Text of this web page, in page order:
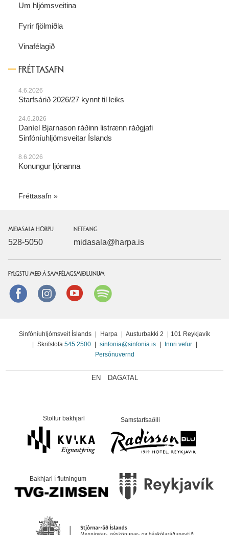
Um hljómsveitina
Fyrir fjölmiðla
Vinafélagið
FRÉTTASAFN
4.6.2026
Starfsárið 2026/27 kynnt til leiks
24.6.2026
Daníel Bjarnason ráðinn listrænn ráðgjafi
Sinfóníuhljómsveitar Íslands
8.6.2026
Konungur ljónanna
Fréttasafn
MIÐASALA HÖRPU
528-5050
NETFANG
midasala@harpa.is
FYLGSTU MEÐ Á SAMFÉLAGSMIÐLUNUM
FacebookinstagramYoutube
Sinfóníuhljómsveit Íslands | Harpa | Austurbakki 2 | 101 Reykjavík
| Skrifstofa 545 2500 | sinfonia@sinfonia.is | Innri vefur |
Persónuvernd
EN DAGATAL
Stoltur bakhjarl Samstarfsaðili
Bakhjarl í flutningum